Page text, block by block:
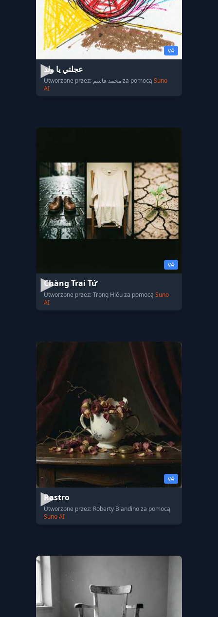
v4
عجلتي يا ولد
Utworzone przez: محمد قاسم za pomocą Suno
AI
v4
Chàng Trai Tứ
Utworzone przez: Trọng Hiếu za pomocą Suno
AI
v4
Rastro
Utworzone przez: Roberty Blandino za pomocą
Suno AI